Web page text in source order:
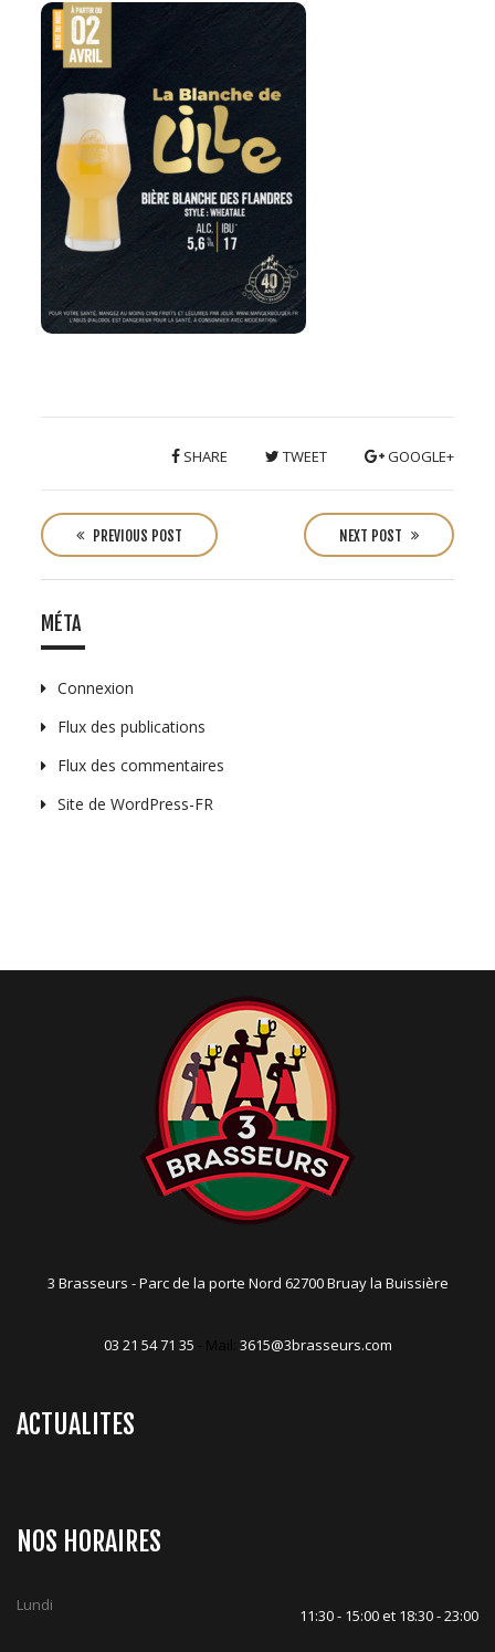
SHARE TWEET GOOGLE+
o
s
t
n
a
v
g
a
t
i
PREVIOUS POST NEXT POST
MÉTA
Connexion
Flux des publications
Flux des commentaires
Site de WordPress-FR
3 Brasseurs - Parc de la porte Nord 62700 Bruay la Buissière
03 21 54 71 35 - Mail: 3615@3brasseurs.com
ACTUALITES
NOS HORAIRES
Lundi
11:30 - 15:00 et 18:30 - 23:00